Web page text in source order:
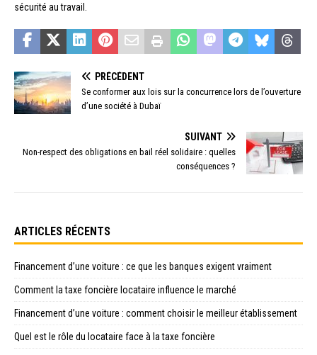
sécurité au travail.
PRÉCÉDENT
Se conformer aux lois sur la concurrence lors de l’ouverture
d’une société à Dubaï
SUIVANT
Non-respect des obligations en bail réel solidaire : quelles
conséquences ?
ARTICLES RÉCENTS
Financement d’une voiture : ce que les banques exigent vraiment
Comment la taxe foncière locataire influence le marché
Financement d’une voiture : comment choisir le meilleur établissement
Quel est le rôle du locataire face à la taxe foncière